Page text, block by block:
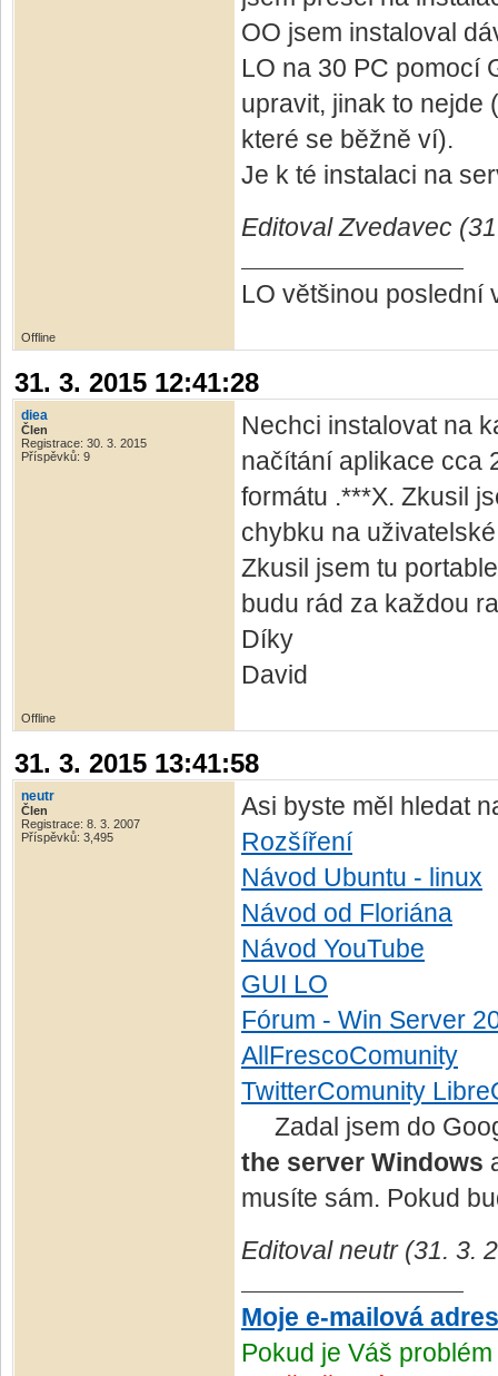
OO jsem instaloval
LO na 30 PC pomocí
upravit, jinak to nejde
které se běžně ví).
Je k té instalaci na
Editoval Zvedavec
LO většinou poslední
Offline
31. 3. 2015 12:41:28
diea
Člen
Registrace: 30. 3. 2015
Příspěvků: 9
Nechci instalovat na
načítání aplikace cca
formátu .***X. Zkusil
chybku na
Zkusil jsem tu
budu rád za každou
Díky
David
Offline
31. 3. 2015 13:41:58
neutr
Člen
Registrace: 8. 3. 2007
Příspěvků: 3,495
Asi byste měl hledat
Rozšíření
Návod Ubuntu - linux
Návod od Floriána
Návod YouTube
GUI LO
Fórum - Win Server
AllFrescoComunity
TwitterComunity
Zadal jsem do
the server Windows
musíte sám. Pokud
Editoval neutr (31. 3.
Moje e-mailová
Pokud je Váš